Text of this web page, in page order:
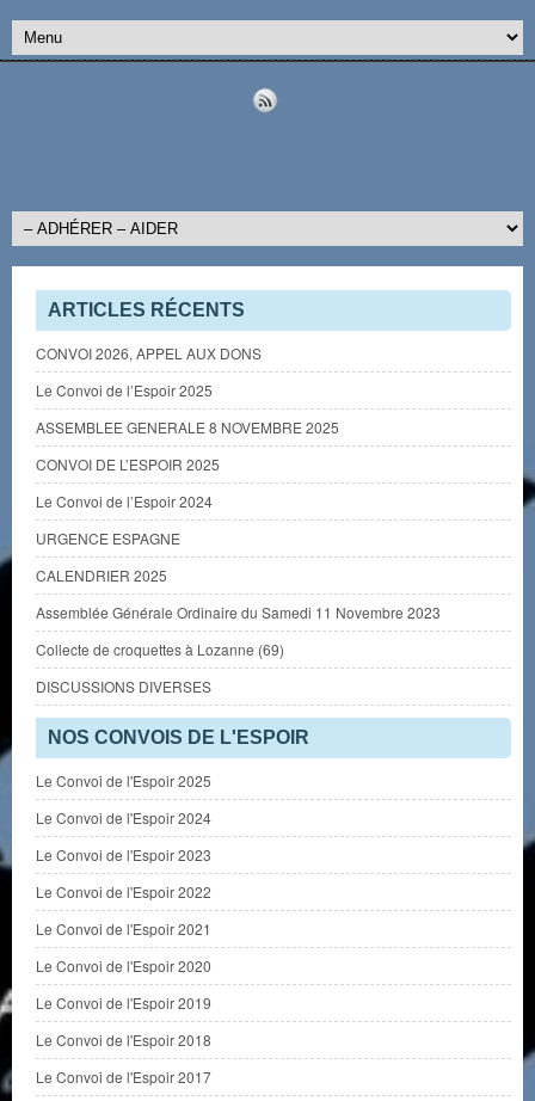
ARTICLES RÉCENTS
CONVOI 2026, APPEL AUX DONS
Le Convoi de l’Espoir 2025
ASSEMBLEE GENERALE 8 NOVEMBRE 2025
CONVOI DE L’ESPOIR 2025
Le Convoi de l’Espoir 2024
URGENCE ESPAGNE
CALENDRIER 2025
Assemblée Générale Ordinaire du Samedi 11 Novembre 2023
Collecte de croquettes à Lozanne (69)
DISCUSSIONS DIVERSES
NOS CONVOIS DE L'ESPOIR
Le Convoi de l'Espoir 2025
Le Convoi de l'Espoir 2024
Le Convoi de l'Espoir 2023
Le Convoi de l'Espoir 2022
Le Convoi de l'Espoir 2021
Le Convoi de l'Espoir 2020
Le Convoi de l'Espoir 2019
Le Convoi de l'Espoir 2018
Le Convoi de l'Espoir 2017